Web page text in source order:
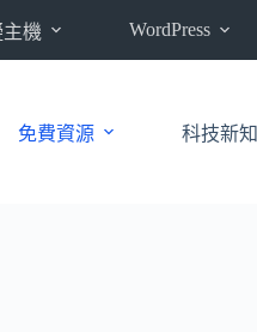
機 WordPress
免費資源 科技新知